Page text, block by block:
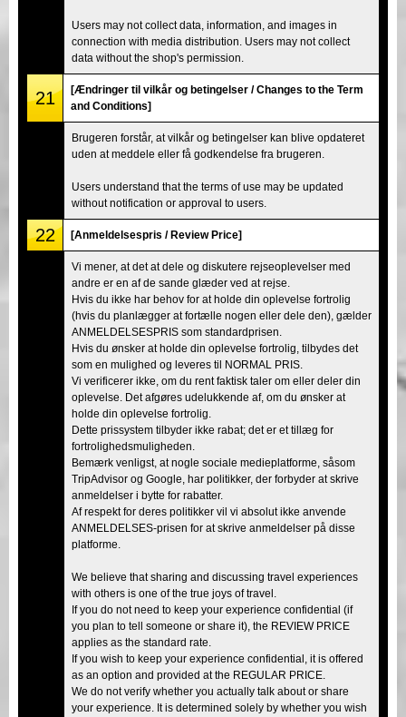
Users may not collect data, information, and images in
connection with media distribution. Users may not collect
data without the shop's permission.
21
[Ændringer til vilkår og betingelser / Changes to the Term
and Conditions]
Brugeren forstår, at vilkår og betingelser kan blive opdateret
uden at meddele eller få godkendelse fra brugeren.
Users understand that the terms of use may be updated
without notification or approval to users.
22 [Anmeldelsespris / Review Price]
Vi mener, at det at dele og diskutere rejseoplevelser med
andre er en af de sande glæder ved at rejse.
Hvis du ikke har behov for at holde din oplevelse fortrolig
(hvis du planlægger at fortælle nogen eller dele den), gælder
ANMELDELSESPRIS som standardprisen.
Hvis du ønsker at holde din oplevelse fortrolig, tilbydes det
som en mulighed og leveres til NORMAL PRIS.
Vi verificerer ikke, om du rent faktisk taler om eller deler din
oplevelse. Det afgøres udelukkende af, om du ønsker at
holde din oplevelse fortrolig.
Dette prissystem tilbyder ikke rabat; det er et tillæg for
fortrolighedsmuligheden.
Bemærk venligst, at nogle sociale medieplatforme, såsom
TripAdvisor og Google, har politikker, der forbyder at skrive
anmeldelser i bytte for rabatter.
Af respekt for deres politikker vil vi absolut ikke anvende
ANMELDELSES-prisen for at skrive anmeldelser på disse
platforme.
We believe that sharing and discussing travel experiences
with others is one of the true joys of travel.
If you do not need to keep your experience confidential (if
you plan to tell someone or share it), the REVIEW PRICE
applies as the standard rate.
If you wish to keep your experience confidential, it is offered
as an option and provided at the REGULAR PRICE.
We do not verify whether you actually talk about or share
your experience. It is determined solely by whether you wish